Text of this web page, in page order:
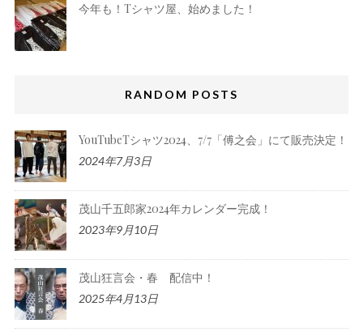
今年も！Tシャツ屋、始めました！
RANDOM POSTS
YouTubeTシャツ2024、7/7「傅之会」にて販売決定！
2024年7月3日
茂山千五郎家2024年カレンダー完成！
2023年9月10日
茂山狂言会・春 配信中！
2025年4月13日